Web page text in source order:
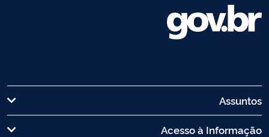
Assuntos
Acesso à Informação